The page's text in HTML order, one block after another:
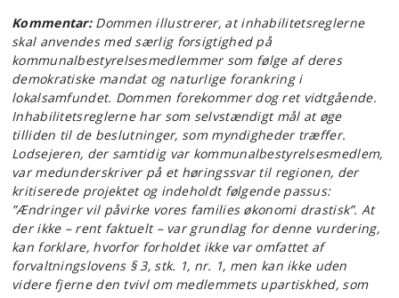
Kommentar:Dommen illustrerer, at inhabilitetsreglerne
skal anvendes med særlig forsigtighed på
kommunalbestyrelsesmedlemmer som følge af deres
demokratiske mandat og naturlige forankring i
lokalsamfundet. Dommen forekommer dog ret vidtgående.
Inhabilitetsreglerne har som selvstændigt mål at øge
tilliden til de beslutninger, som myndigheder træffer.
Lodsejeren, der samtidig var kommunalbestyrelsesmedlem,
var medunderskriver på et høringssvar til regionen, der
kritiserede projektet og indeholdt følgende passus:
”Ændringer vil påvirke vores families økonomi drastisk”. At
der ikke – rent faktuelt – var grundlag for denne vurdering,
kan forklare, hvorfor forholdet ikke var omfattet af
forvaltningslovens § 3, stk. 1, nr. 1, men kan ikke uden
videre fjerne den tvivl om medlemmets upartiskhed, som